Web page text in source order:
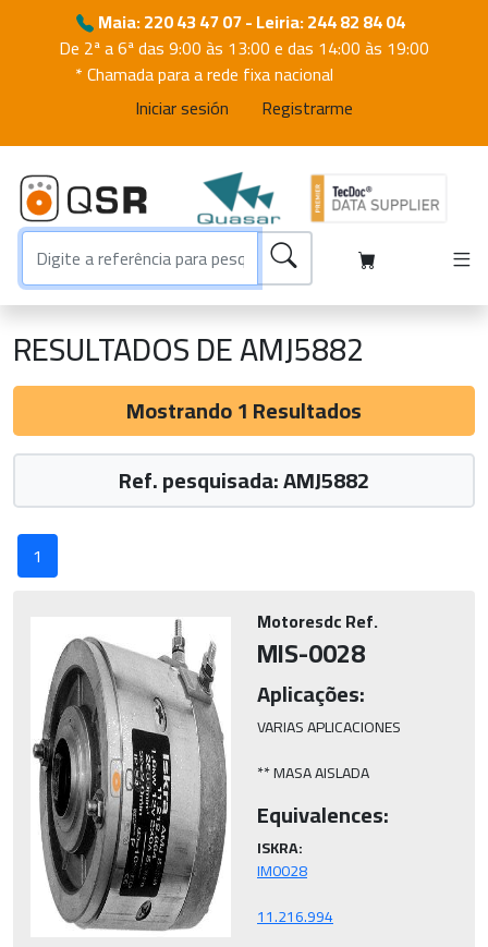
Maia: 220 43 47 07 - Leiria: 244 82 84 04
De 2ª a 6ª das 9:00 às 13:00 e das 14:00 às 19:00
* Chamada para a rede fixa nacional
Iniciar sesión
Registrarme
RESULTADOS DE AMJ5882
Mostrando 1 Resultados
Ref. pesquisada: AMJ5882
1
Motoresdc Ref.
MIS-0028
Aplicações:
VARIAS APLICACIONES
** MASA AISLADA
Equivalences:
ISKRA: